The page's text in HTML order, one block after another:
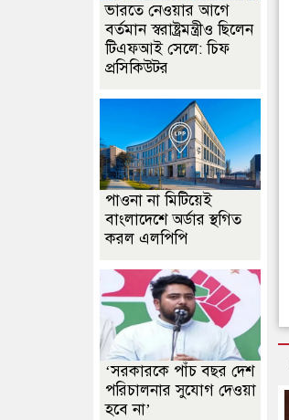
ভারতে নেওয়ার আগে
বর্তমান স্বরাষ্ট্রমন্ত্রীও ছিলেন
টিএফআই সেলে: চিফ
প্রসিকিউটর
পাওনা না মিটিয়েই
বাংলাদেশে অর্ডার স্থগিত
করল এলপিপি
‘সরকারকে পাঁচ বছর দেশ
পরিচালনার সুযোগ দেওয়া
হবে না’